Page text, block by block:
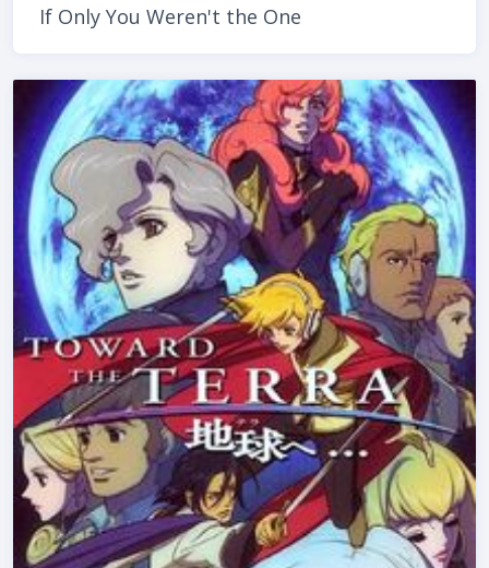
If Only You Weren't the One